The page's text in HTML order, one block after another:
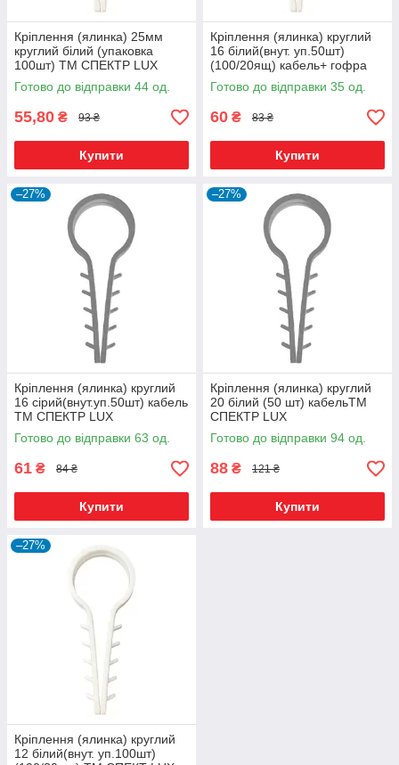
Кріплення (ялинка) 25мм
круглий білий (упаковка
100шт) ТМ СПЕКТР LUX
Готово до відправки 44 од.
55,80 ₴ 93 ₴
Купити
Кріплення (ялинка) круглий
16 білий(внут. уп.50шт)
(100/20ящ) кабель+ гофра
труба ТМ СПЕКТ LUX
Готово до відправки 35 од.
60 ₴ 83 ₴
Купити
–27%
Кріплення (ялинка) круглий
16 сірий(внут.уп.50шт) кабель
ТМ СПЕКТР LUX
Готово до відправки 63 од.
61 ₴ 84 ₴
Купити
–27%
Кріплення (ялинка) круглий
20 білий (50 шт) кабельТМ
СПЕКТР LUX
Готово до відправки 94 од.
88 ₴ 121 ₴
Купити
–27%
Кріплення (ялинка) круглий
12 білий(внут. уп.100шт)